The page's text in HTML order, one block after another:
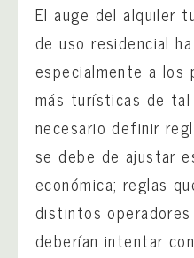
El auge del alquiler
de uso residencial
especialmente a los
más turísticas de
necesario definir
se debe de ajustar
económica; reglas
distintos
deberían intentar